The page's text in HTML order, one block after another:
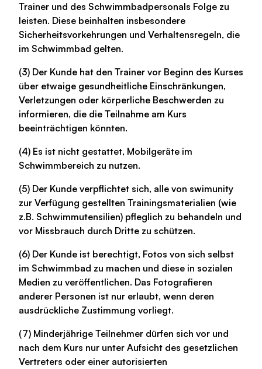
Trainer und des Schwimmbadpersonals Folge zu
leisten. Diese beinhalten insbesondere
Sicherheitsvorkehrungen und Verhaltensregeln, die
im Schwimmbad gelten.
(3) Der Kunde hat den Trainer vor Beginn des Kurses
über etwaige gesundheitliche Einschränkungen,
Verletzungen oder körperliche Beschwerden zu
informieren, die die Teilnahme am Kurs
beeinträchtigen könnten.
(4) Es ist nicht gestattet, Mobilgeräte im
Schwimmbereich zu nutzen.
(5) Der Kunde verpflichtet sich, alle von swimunity
zur Verfügung gestellten Trainingsmaterialien (wie
z.B. Schwimmutensilien) pfleglich zu behandeln und
vor Missbrauch durch Dritte zu schützen.
(6) Der Kunde ist berechtigt, Fotos von sich selbst
im Schwimmbad zu machen und diese in sozialen
Medien zu veröffentlichen. Das Fotografieren
anderer Personen ist nur erlaubt, wenn deren
ausdrückliche Zustimmung vorliegt.
(7) Minderjährige Teilnehmer dürfen sich vor und
nach dem Kurs nur unter Aufsicht des gesetzlichen
Vertreters oder einer autorisierten